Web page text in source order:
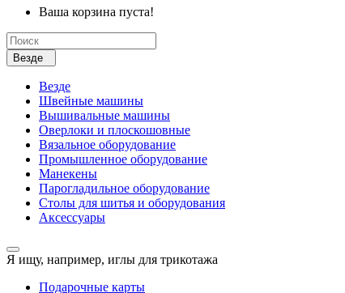
Ваша корзина пуста!
Везде
Везде
Швейные машины
Вышивальные машины
Оверлоки и плоскошовные
Вязальное оборудование
Промышленное оборудование
Манекены
Парогладильное оборудование
Столы для шитья и оборудования
Аксессуары
Я ищу, например, иглы для трикотажа
Подарочные карты